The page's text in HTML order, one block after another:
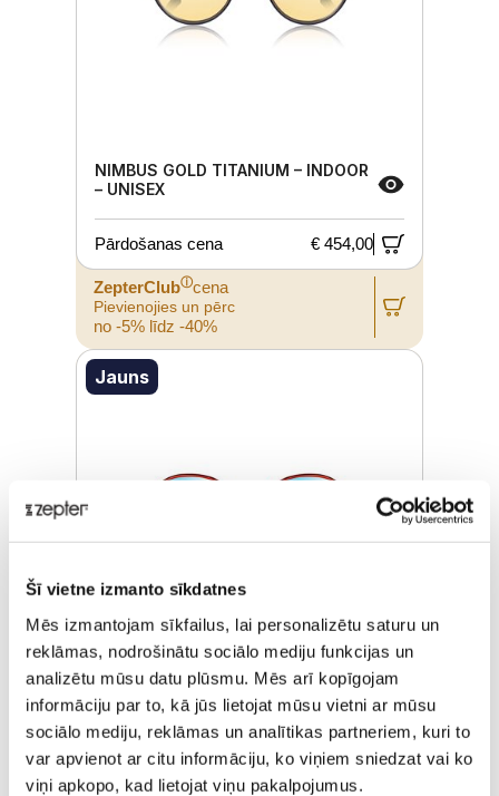
Šī vietne izmanto sīkdatnes
Mēs izmantojam sīkfailus, lai personalizētu saturu un
reklāmas, nodrošinātu sociālo mediju funkcijas un
analizētu mūsu datu plūsmu. Mēs arī kopīgojam
informāciju par to, kā jūs lietojat mūsu vietni ar mūsu
sociālo mediju, reklāmas un analītikas partneriem, kuri to
var apvienot ar citu informāciju, ko viņiem sniedzat vai ko
viņi apkopo, kad lietojat viņu pakalpojumus.
NIMBUS GOLD TITANIUM – INDOOR
– UNISEX
Pārdošanas cena € 454,00
ZepterClubⓘcena
Pievienojies un pērc
no -5% līdz -40%
Jauns
NEBULA RED TITANIUM – OUTDOOR
– UNISEX
€ 495,00